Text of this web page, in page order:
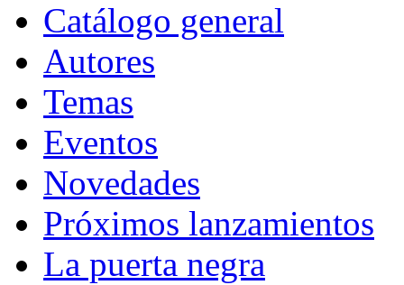
Catálogo general
Autores
Temas
Eventos
Novedades
Próximos lanzamientos
La puerta negra